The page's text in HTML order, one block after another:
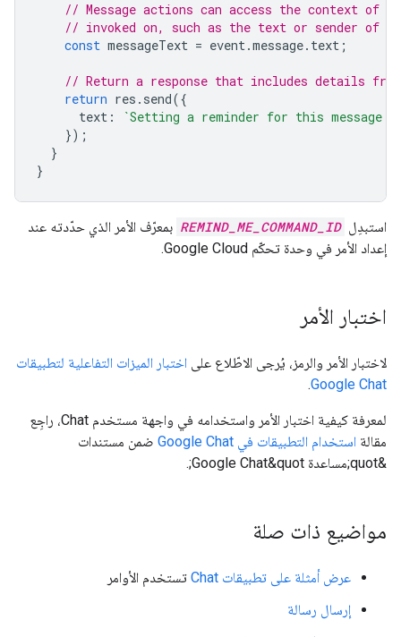
// Message actions can access the context of
// invoked on, such as the text or sender of
const messageText = event.message. text ;
// Return a response that includes details
return res . send({
text :
`Setting a reminder for this message:
});
}
}
استبدِل REMIND_ME_COMMAND_ID بمعرّف الأمر الذي حدّدته عند
إعداد الأمر في وحدة تحكّم Google Cloud.
اختبار الأمر
لاختبار الأمر والرمز، يُرجى الاطّلاع على اختبار الميزات التفاعلية لتطبيقات
Google Chat
.
لمعرفة كيفية اختبار الأمر واستخدامه في واجهة مستخدم Chat، راجِع
مقالة استخدام التطبيقات في Google Chat
ضمن مستندات
&quot;مساعدة Google Chat&quot;.
مواضيع ذات صلة
عرض أمثلة على تطبيقات Chat
تستخدم الأوامر
إرسال رسالة